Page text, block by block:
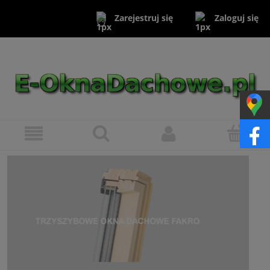
Zarejestruj się Zaloguj się